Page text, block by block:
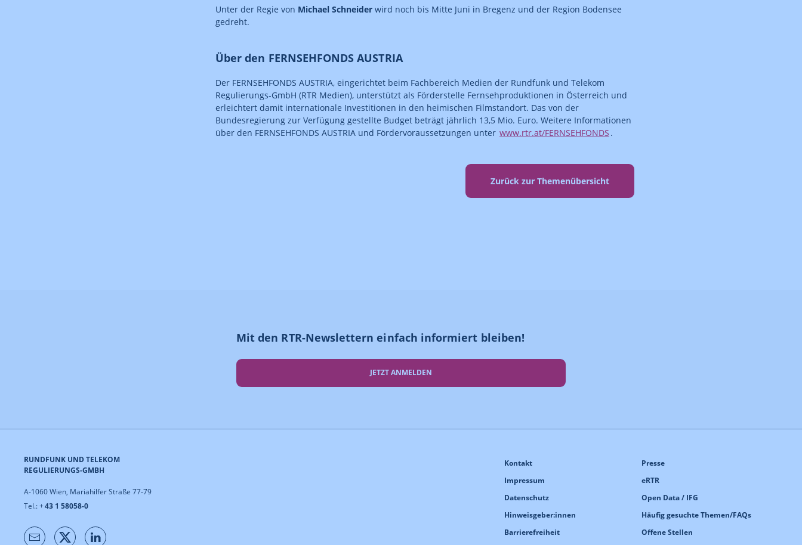
Unter der Regie von Michael Schneider wird noch bis Mitte Juni in Bregenz und der Region Bodensee
gedreht.
Über den FERNSEHFONDS AUSTRIA
Der FERNSEHFONDS AUSTRIA, eingerichtet beim Fachbereich Medien der Rundfunk und Telekom
Regulierungs-GmbH (RTR Medien), unterstützt als Förderstelle Fernsehproduktionen in Österreich und
erleichtert damit internationale Investitionen in den heimischen Filmstandort. Das von der
Bundesregierung zur Verfügung gestellte Budget beträgt jährlich 13,5 Mio. Euro. Weitere Informationen
über den FERNSEHFONDS AUSTRIA und Fördervoraussetzungen unter www.rtr.at/FERNSEHFONDS .
Zurück zur Themenübersicht
Mit den RTR-Newslettern einfach informiert bleiben!
JETZT ANMELDEN
RUNDFUNK UND TELEKOM
REGULIERUNGS-GMBH
A-1060 Wien, Mariahilfer Straße 77-79
Tel.: +43 1 58058-0
Presse
eRTR
Open Data / IFG
Häufig gesuchte Themen/FAQs
Offene Stellen
Kontakt
Impressum
Datenschutz
Hinweisgeber:innen
Barrierefreiheit